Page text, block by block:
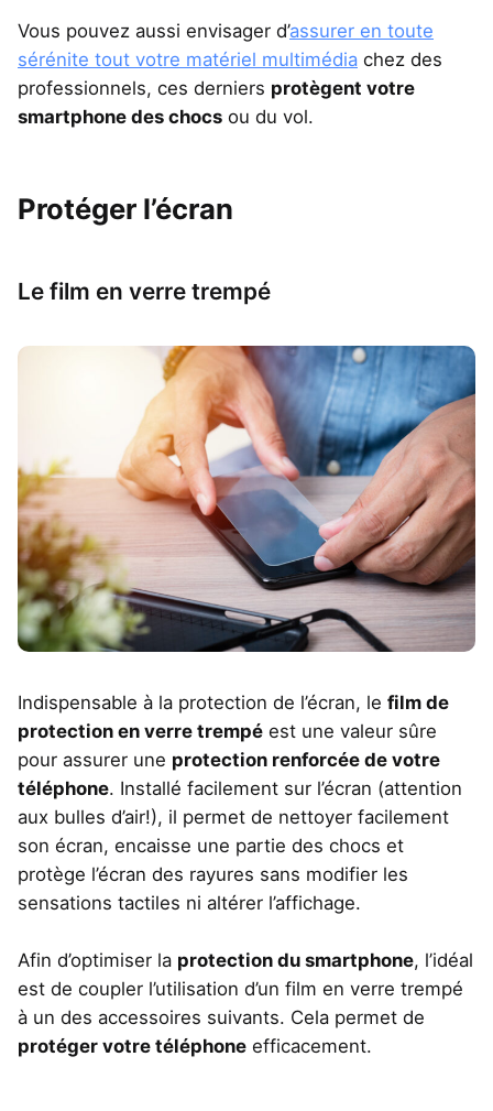
Vous pouvez aussi envisager d’assurer en toute
sérénite tout votre matériel multimédia chez des
professionnels, ces derniers protègent votre
smartphone des chocs ou du vol.
Protéger l’écran
Le film en verre trempé
Indispensable à la protection de l’écran, le film de
protection en verre trempé est une valeur sûre
pour assurer une protection renforcée de votre
téléphone. Installé facilement sur l’écran (attention
aux bulles d’air!), il permet de nettoyer facilement
son écran, encaisse une partie des chocs et
protège l’écran des rayures sans modifier les
sensations tactiles ni altérer l’affichage.
Afin d’optimiser la protection du smartphone, l’idéal
est de coupler l’utilisation d’un film en verre trempé
à un des accessoires suivants. Cela permet de
protéger votre téléphone efficacement.